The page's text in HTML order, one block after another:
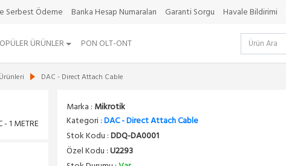
Serbest Ödeme Banka Hesap Numaraları Garanti Sorgu Havale Bildirimi
ÜRÜNLER PON OLT-ONT
DAC - Direct Attach Cable
1 METRE
Marka : Mikrotik
Kategori :DAC - Direct Attach Cable
Stok Kodu :DDQ-DA0001
Özel Kodu :U2293